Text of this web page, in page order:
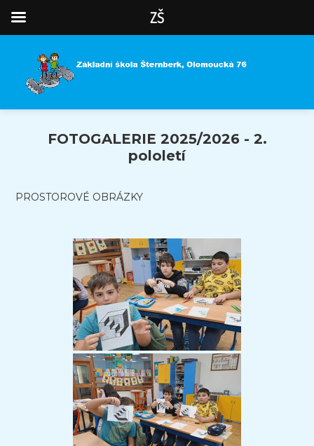
FOTOGALERIE 2025/2026 - 2.
pololetí
PROSTOROVÉ OBRÁZKY
ZŠ